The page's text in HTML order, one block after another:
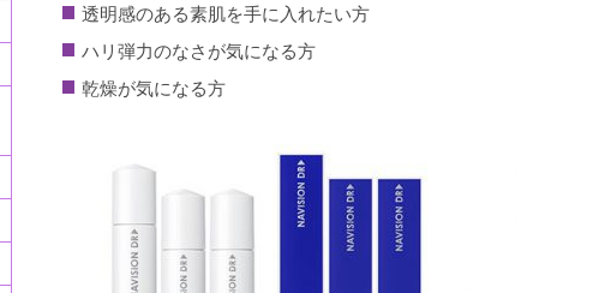
透明感のある素肌を手に入れたい方
ハリ弾力のなさが気になる方
乾燥が気になる方